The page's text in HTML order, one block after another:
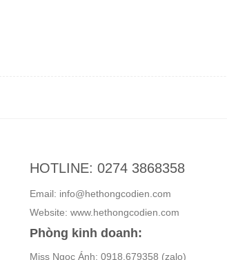
HOTLINE: 0274 3868358
Email: info@hethongcodien.com
Website: www.hethongcodien.com
Phòng kinh doanh:
Miss Ngọc Ánh: 0918.679358 (zalo)